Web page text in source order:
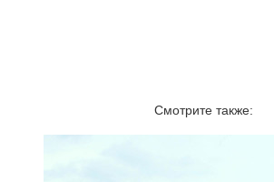
Смотрите также: